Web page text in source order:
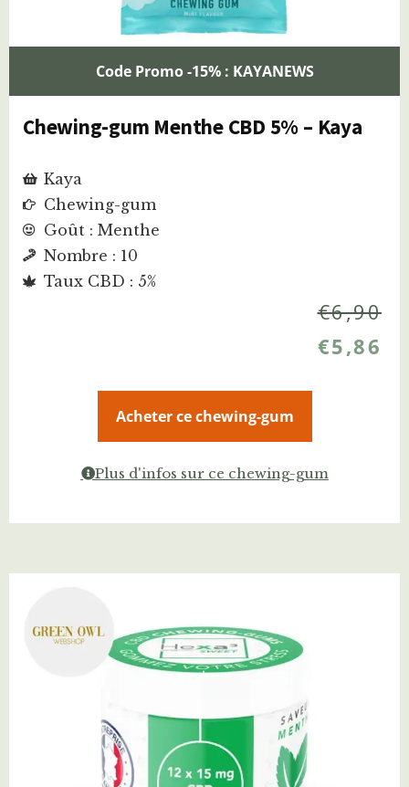
Code Promo -15% : KAYANEWS
Chewing-gum Menthe CBD 5% – Kaya
Kaya
Chewing-gum
Goût : Menthe
Nombre : 10
Taux CBD : 5%
€6,90
€5,86
Acheter ce chewing-gum
Plus d'infos sur ce chewing-gum